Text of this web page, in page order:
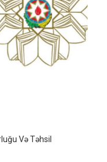
Və Təhsil